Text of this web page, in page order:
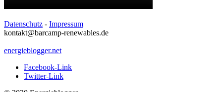
Datenschutz - Impressum
kontakt@barcamp-renewables.de
energieblogger.net
Facebook-Link
Twitter-Link